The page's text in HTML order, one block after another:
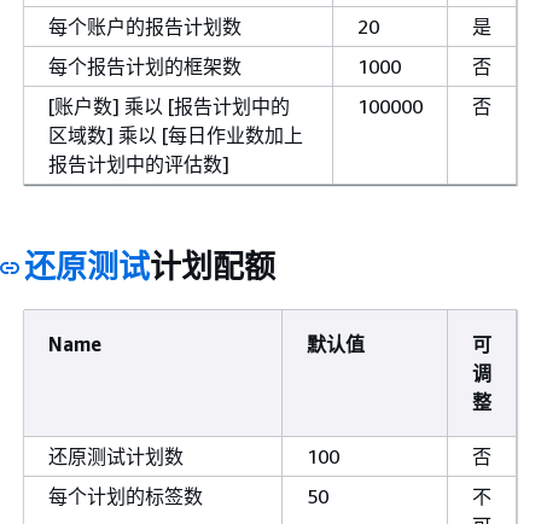
每个账户的报告计划数
20
是
每个报告计划的框架数
1000
否
[账户数] 乘以 [报告计划中的
区域数] 乘以 [每日作业数加上
报告计划中的评估数]
100000 否
还原测试计划配额
Name 默认值
可
调
整
还原测试计划数 100
否
每个计划的标签数
50
不